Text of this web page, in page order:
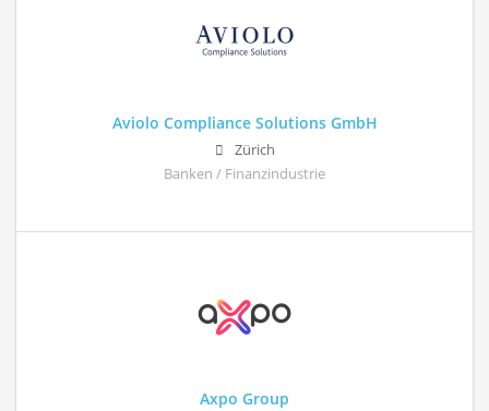
Aviolo Compliance Solutions GmbH
Zürich
Banken / Finanzindustrie
Axpo Group